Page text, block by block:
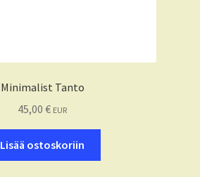
Minimalist Tanto
45,00 € EUR
Lisää ostoskoriin